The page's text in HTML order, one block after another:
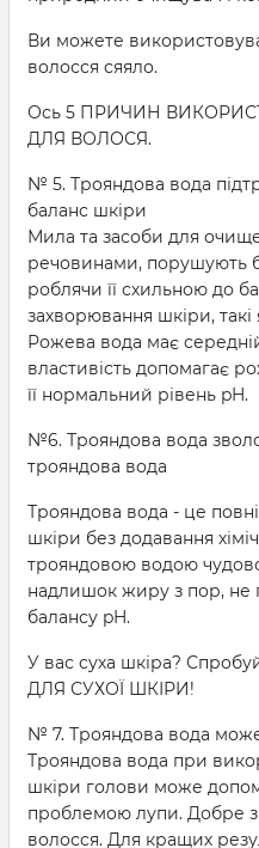
Ви можете
волосся сяяло.
Ось 5 ПРИЧИН
ДЛЯ ВОЛОСЯ.
№ 5. Трояндова вода
баланс шкіри
Мила та засоби для
речовинами, порушують
роблячи її схильною до
захворювання шкіри,
Рожева вода має
властивість допомагає
її нормальний рівень pH.
№6. Трояндова вода
трояндова вода
Трояндова вода - це
шкіри без додавання
трояндовою водою
надлишок жиру з пор,
балансу pH.
У вас суха шкіра?
ДЛЯ СУХОЇ ШКІРИ!
№ 7. Трояндова вода
Трояндова вода при
шкіри голови може
проблемою лупи. Добре
волосся. Для кращих